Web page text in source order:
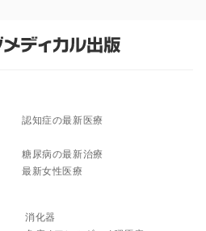
認知症の最新医療
糖尿病の最新治療
最新女性医療
消化器